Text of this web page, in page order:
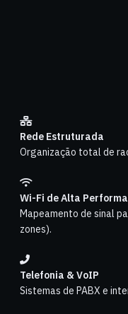
Rede Estruturada
Organização total de
Wi-Fi de Alta
Mapeamento de sinal
zones).
Telefonia & VoIP
Sistemas de PABX e